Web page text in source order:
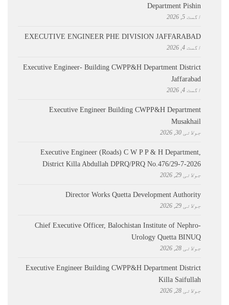
Department Pishin
اگست 5, 2026
EXECUTIVE ENGINEER PHE DIVISION JAFFARABAD
اگست 4, 2026
Executive Engineer- Building CWPP&H Department District
Jaffarabad
اگست 4, 2026
Executive Engineer Building CWPP&H Department
Musakhail
جولائی 30, 2026
Executive Engineer (Roads) C W P P & H Department,
District Killa Abdullah ​DPRQ/PRQ No.476/29-7-2026
جولائی 29, 2026
Director Works Quetta Development Authority
جولائی 29, 2026
Chief Executive Officer, Balochistan Institute of Nephro-
Urology Quetta BINUQ
جولائی 28, 2026
Executive Engineer Building CWPP&H Department District
Killa Saifullah
جولائی 28, 2026